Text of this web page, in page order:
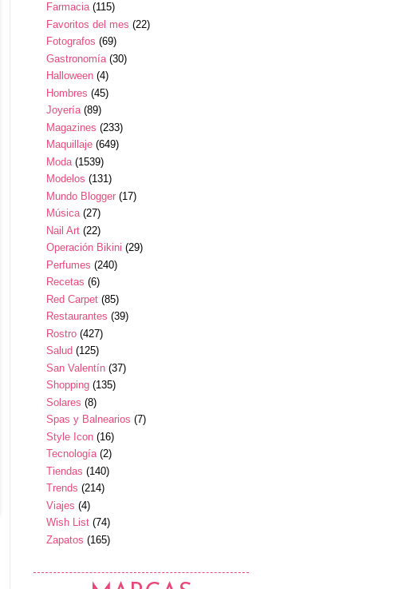
Farmacia (115)
Favoritos del mes (22)
Fotografos (69)
Gastronomía (30)
Halloween (4)
Hombres (45)
Joyería (89)
Magazines (233)
Maquillaje (649)
Moda (1539)
Modelos (131)
Mundo Blogger (17)
Música (27)
Nail Art (22)
Operación Bikini (29)
Perfumes (240)
Recetas (6)
Red Carpet (85)
Restaurantes (39)
Rostro (427)
Salud (125)
San Valentín (37)
Shopping (135)
Solares (8)
Spas y Balnearios (7)
Style Icon (16)
Tecnología (2)
Tiendas (140)
Trends (214)
Viajes (4)
Wish List (74)
Zapatos (165)